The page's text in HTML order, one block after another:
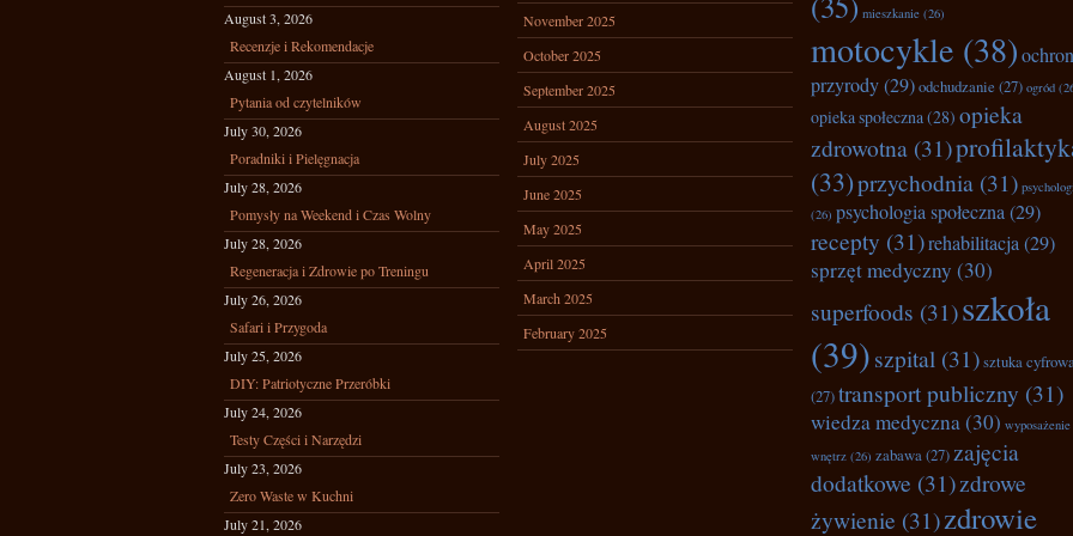
August 3, 2026
Recenzje i Rekomendacje
August 1, 2026
Pytania od czytelników
July 30, 2026
Poradniki i Pielęgnacja
July 28, 2026
Pomysły na Weekend i Czas Wolny
July 28, 2026
Regeneracja i Zdrowie po Treningu
July 26, 2026
Safari i Przygoda
July 25, 2026
DIY: Patriotyczne Przeróbki
July 24, 2026
Testy Części i Narzędzi
July 23, 2026
Zero Waste w Kuchni
July 21, 2026
November 2025
October 2025
September 2025
August 2025
July 2025
June 2025
May 2025
April 2025
March 2025
February 2025
mieszkanie (26)
motocykle (38)
przyrody(29)odchudzanie (27) ogród
opieka społeczna(28) opieka
zdrowotna (31)
(33)przychodnia (31)
(26) psychologia społeczna(29)
recepty (31)rehabilitacja(29)
sprzęt medyczny (30)
superfoods (31)szkoła
(39)szpital (31)sztuka
(27)transport publiczny (31)
wiedza medyczna(30) wyposażenie
wnętrz (26) zabawa(27) zajęcia
dodatkowe (31)zdrowe
żywienie (31)zdrowie